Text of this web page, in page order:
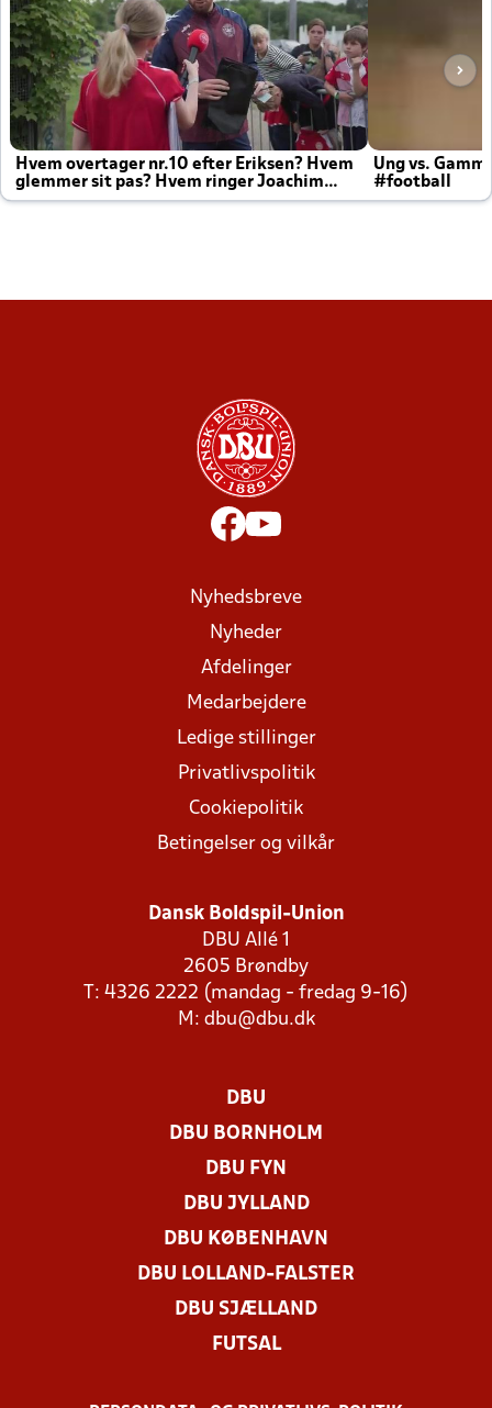
Hvem overtager nr.10 efter Eriksen? Hvem
glemmer sit pas? Hvem ringer Joachim
altid til efter kampe?
Ung vs.
#football
Nyhedsbreve
Nyheder
Afdelinger
Medarbejdere
Ledige stillinger
Privatlivspolitik
Cookiepolitik
Betingelser og vilkår
Dansk Boldspil-Union
DBU Allé 1
2605 Brøndby
T: 4326 2222 (mandag - fredag 9-16)
M: dbu@dbu.dk
DBU
DBU BORNHOLM
DBU FYN
DBU JYLLAND
DBU KØBENHAVN
DBU LOLLAND-FALSTER
DBU SJÆLLAND
FUTSAL